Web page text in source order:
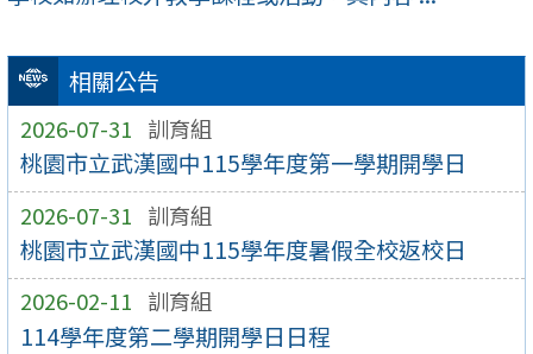
相關公告
2026-07-31 訓育組
桃園市立武漢國中115學年度第一學期開學日
2026-07-31 訓育組
桃園市立武漢國中115學年度暑假全校返校日
2026-02-11 訓育組
114學年度第二學期開學日日程